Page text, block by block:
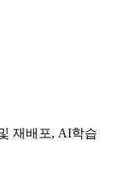
재배포, AI학습